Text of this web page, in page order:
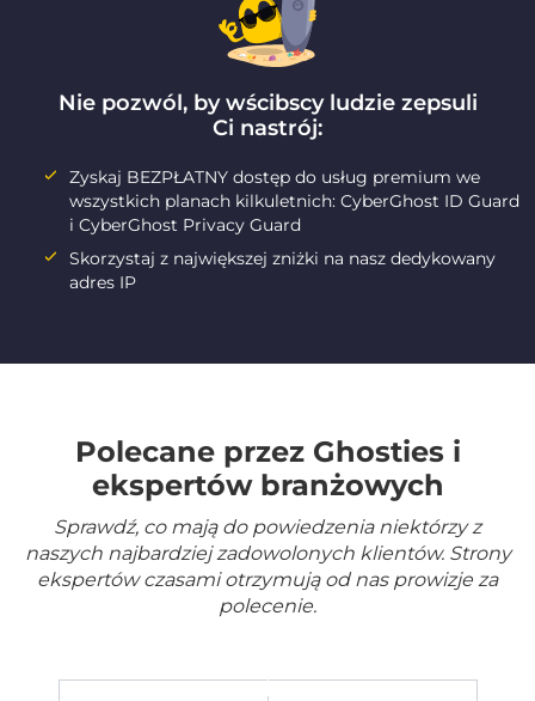
Nie pozwól, by wścibscy ludzie zepsuli
Ci nastrój:
Zyskaj BEZPŁATNY dostęp do usług premium we
wszystkich planach kilkuletnich: CyberGhost ID Guard
i CyberGhost Privacy Guard
Skorzystaj z największej zniżki na nasz dedykowany
adres IP
Polecane przez Ghosties i
ekspertów branżowych
Sprawdź, co mają do powiedzenia niektórzy z
naszych najbardziej zadowolonych klientów. Strony
ekspertów czasami otrzymują od nas prowizje za
polecenie.